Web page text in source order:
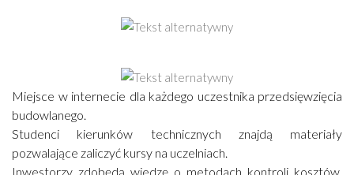
Miejsce w internecie dla każdego uczestnika przedsięwzięcia
budowlanego.
Studenci kierunków technicznych znajdą materiały
pozwalające zaliczyć kursy na uczelniach.
Inwestorzy zdobędą wiedzę o metodach kontroli kosztów,